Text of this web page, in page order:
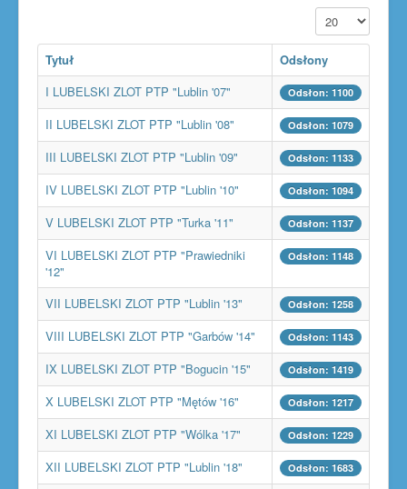
Pokaż #
Tytuł
Odsłony
I LUBELSKI ZLOT PTP "Lublin '07"
Odsłon: 1100
II LUBELSKI ZLOT PTP "Lublin '08" Odsłon: 1079
III LUBELSKI ZLOT PTP "Lublin '09" Odsłon: 1133
IV LUBELSKI ZLOT PTP "Lublin '10" Odsłon: 1094
V LUBELSKI ZLOT PTP "Turka '11" Odsłon: 1137
VI LUBELSKI ZLOT PTP "Prawiedniki
'12"
Odsłon: 1148
VII LUBELSKI ZLOT PTP "Lublin '13" Odsłon: 1258
VIII LUBELSKI ZLOT PTP "Garbów '14" Odsłon: 1143
IX LUBELSKI ZLOT PTP "Bogucin '15" Odsłon: 1419
X LUBELSKI ZLOT PTP "Mętów '16" Odsłon: 1217
XI LUBELSKI ZLOT PTP "Wólka '17" Odsłon: 1229
XII LUBELSKI ZLOT PTP "Lublin '18" Odsłon: 1683